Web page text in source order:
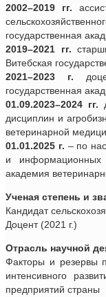
2002–2019 гг.
государственная
2019–2021 гг.
Витебская
2021–2023 г.
государственная
01.09.2023–2024 гг.
дисциплин и
ветеринарной
01.01.2025 г. – по
и информационных
академия
Ученая степень и
Кандидат
Доцент (2021 г.)
Отрасль научной
Факторы и резервы
интенсивного
предприятий страны